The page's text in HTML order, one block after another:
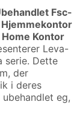
Fsc-
Home Kontor
Leva-
serie. Dette
der
i deres
eg,